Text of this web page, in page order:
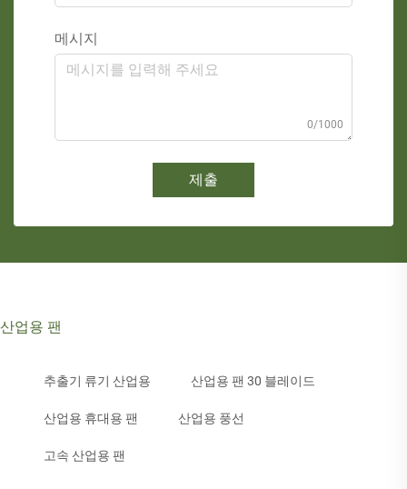
메시지
0/1000
제출
산업용 팬
추출기 류기 산업용 산업용 팬 30 블레이드
산업용 휴대용 팬 산업용 풍선
고속 산업용 팬